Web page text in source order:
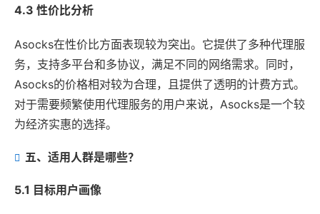
4.3 性价比分析
Asocks在性价比方面表现较为突出。它提供了多种代理服
务，支持多平台和多协议，满足不同的网络需求。同时，
Asocks的价格相对较为合理，且提供了透明的计费方式。
对于需要频繁使用代理服务的用户来说，Asocks是一个较
为经济实惠的选择。
五、适用人群是哪些？
5.1 目标用户画像